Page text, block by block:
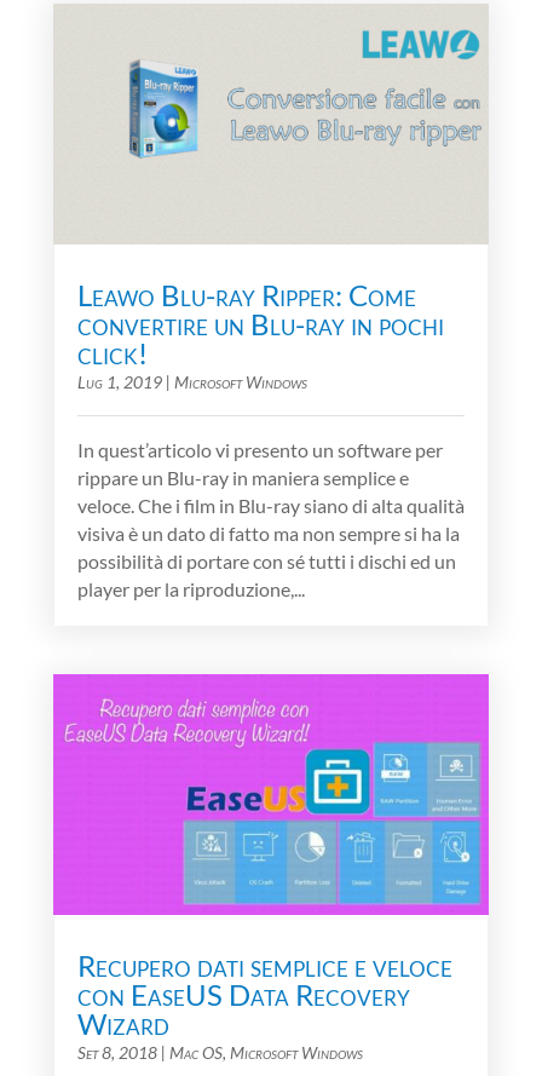
Leawo Blu-ray Ripper: Come
convertire un Blu-ray in pochi
click!
Lug 1, 2019| Microsoft Windows
In quest’articolo vi presento un software per
rippare un Blu-ray in maniera semplice e
veloce. Che i film in Blu-ray siano di alta qualità
visiva è un dato di fatto ma non sempre si ha la
possibilità di portare con sé tutti i dischi ed un
player per la riproduzione,...
Recupero dati semplice e veloce
con EaseUS Data Recovery
Wizard
Set 8, 2018| Mac OS, Microsoft Windows